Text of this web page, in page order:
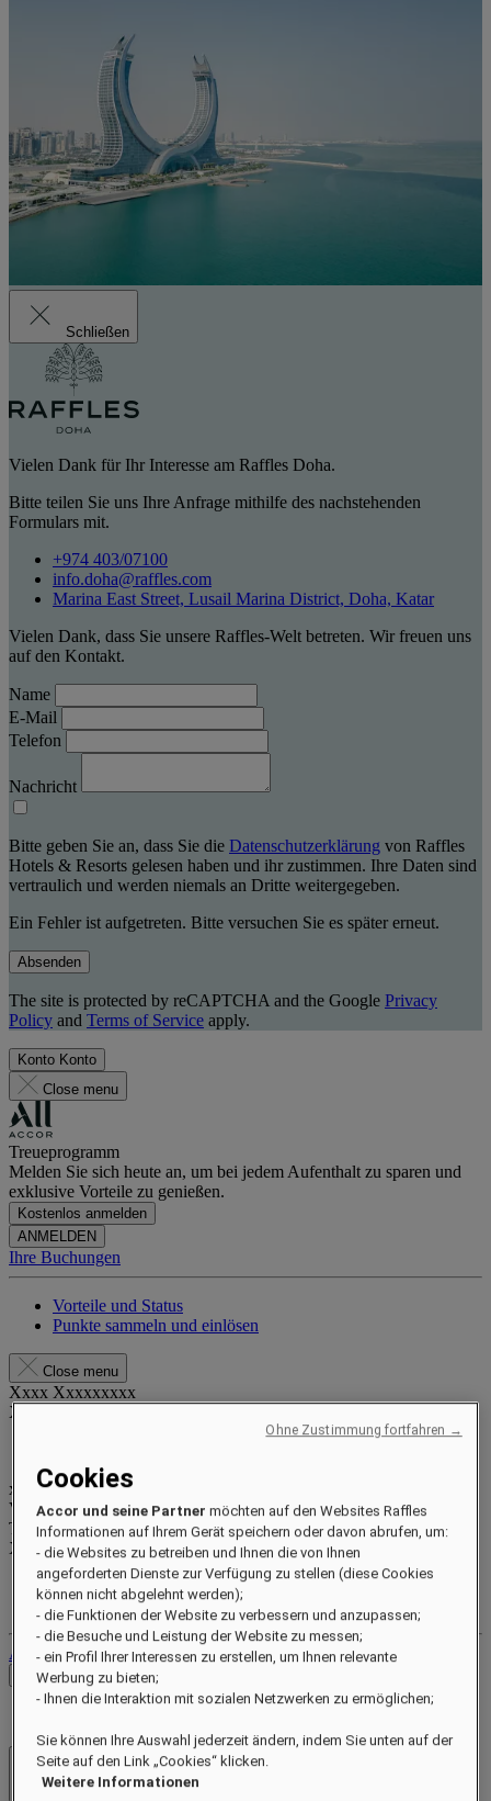
Schließen
Vielen Dank für Ihr Interesse am Raffles Doha.
Bitte teilen Sie uns Ihre Anfrage mithilfe des nachstehenden
Formulars mit.
+974 403/07100
info.doha@raffles.com
Marina East Street, Lusail Marina District, Doha, Katar
Vielen Dank, dass Sie unsere Raffles-Welt betreten. Wir freuen uns
auf den Kontakt.
Name
E-Mail
Telefon
Nachricht
Bitte geben Sie an, dass Sie die Datenschutzerklärung von Raffles
Hotels & Resorts gelesen haben und ihr zustimmen. Ihre Daten sind
vertraulich und werden niemals an Dritte weitergegeben.
Ein Fehler ist aufgetreten. Bitte versuchen Sie es später erneut.
Absenden
The site is protected by reCAPTCHA and the Google Privacy
Policy and Terms of Service apply.
Konto Konto
Close menu
Treueprogramm
Melden Sie sich heute an, um bei jedem Aufenthalt zu sparen und
exklusive Vorteile zu genießen.
Kostenlos anmelden
ANMELDEN
Ihre Buchungen
Vorteile und Status
Punkte sammeln und einlösen
Close menu
Xxxx Xxxxxxxxx
XXXXXX X XXXXXXXX X
xxxxxxxx
Valid untilxx/xx/xxxx
Treuepunkte
XXXpts
Ihr Treuekonto
Ihre Buchungen
Abmelden
Preise prüfen
Hotels und Resorts
Menü öffnen
Cookies
Accor und seine Partner möchten auf den Websites Raffles
Informationen auf Ihrem Gerät speichern oder davon abrufen, um:
- die Websites zu betreiben und Ihnen die von Ihnen
angeforderten Dienste zur Verfügung zu stellen (diese Cookies
können nicht abgelehnt werden);
- die Funktionen der Website zu verbessern und anzupassen;
- die Besuche und Leistung der Website zu messen;
- ein Profil Ihrer Interessen zu erstellen, um Ihnen relevante
Werbung zu bieten;
- Ihnen die Interaktion mit sozialen Netzwerken zu ermöglichen;
Sie können Ihre Auswahl jederzeit ändern, indem Sie unten auf der
Seite auf den Link „Cookies“ klicken.
Weitere Informationen
Ohne Zustimmung fortfahren →